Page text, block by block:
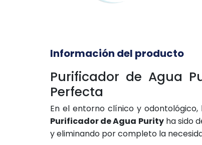
Información del producto
Purificador de Agua
Perfecta
En el entorno clínico y odontológico,
Purificador de Agua Purityha sido
y eliminando por completo la